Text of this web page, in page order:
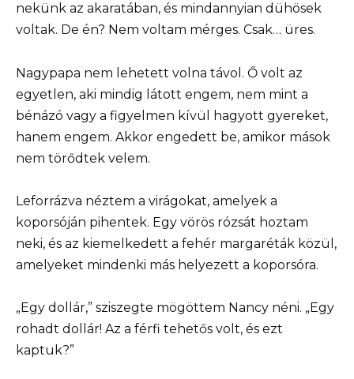
nekünk az akaratában, és mindannyian dühösek
voltak. De én? Nem voltam mérges. Csak… üres.
Nagypapa nem lehetett volna távol. Ő volt az
egyetlen, aki mindig látott engem, nem mint a
bénázó vagy a figyelmen kívül hagyott gyereket,
hanem engem. Akkor engedett be, amikor mások
nem törődtek velem.
Leforrázva néztem a virágokat, amelyek a
koporsóján pihentek. Egy vörös rózsát hoztam
neki, és az kiemelkedett a fehér margaréták közül,
amelyeket mindenki más helyezett a koporsóra.
„Egy dollár,” sziszegte mögöttem Nancy néni. „Egy
rohadt dollár! Az a férfi tehetős volt, és ezt
kaptuk?”